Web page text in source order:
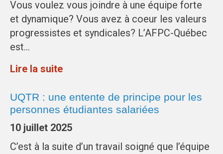
Vous voulez vous joindre à une équipe forte
et dynamique? Vous avez à coeur les valeurs
progressistes et syndicales? L’AFPC-Québec
est…
Lire la suite
UQTR : une entente de principe pour les
personnes étudiantes salariées
10 juillet 2025
C’est à la suite d’un travail soigné que l’équipe